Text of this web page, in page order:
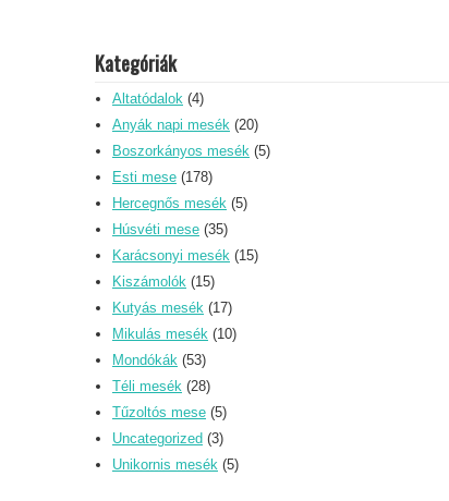
Kategóriák
Altatódalok (4)
Anyák napi mesék (20)
Boszorkányos mesék (5)
Esti mese (178)
Hercegnős mesék (5)
Húsvéti mese (35)
Karácsonyi mesék (15)
Kiszámolók (15)
Kutyás mesék (17)
Mikulás mesék (10)
Mondókák (53)
Téli mesék (28)
Tűzoltós mese (5)
Uncategorized (3)
Unikornis mesék (5)